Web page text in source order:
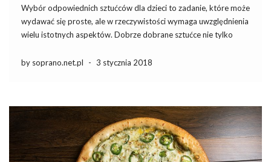
Wybór odpowiednich sztućców dla dzieci to zadanie, które może
wydawać się proste, ale w rzeczywistości wymaga uwzględnienia
wielu istotnych aspektów. Dobrze dobrane sztućce nie tylko
na ich rozwój i bezpieczeństwo. Warto zwrócić uwagę na jakość
by soprano.net.pl - 3 stycznia 2018